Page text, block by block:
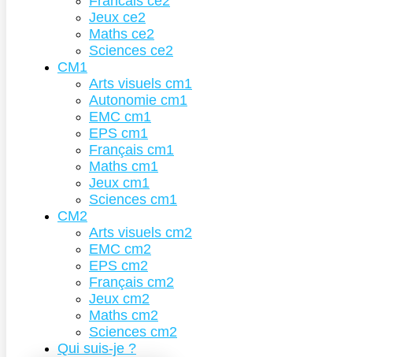
Jeux ce2
Maths ce2
Sciences ce2
CM1
Arts visuels cm1
Autonomie cm1
EMC cm1
EPS cm1
Français cm1
Maths cm1
Jeux cm1
Sciences cm1
CM2
Arts visuels cm2
EMC cm2
EPS cm2
Français cm2
Jeux cm2
Maths cm2
Sciences cm2
Qui suis-je ?